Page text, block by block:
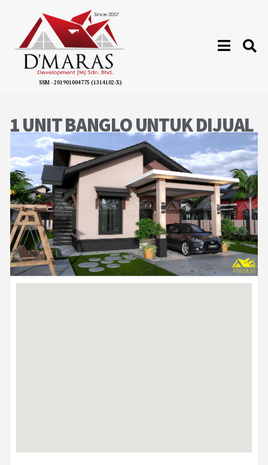
SSM - 201901004775 (1314102-X)
1 UNIT BANGLO UNTUK DIJUAL